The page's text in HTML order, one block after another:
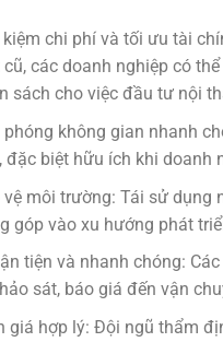
chi phí và tối ưu tài
các doanh nghiệp có
sách cho việc đầu tư nội
phóng không gian nhanh
đặc biệt hữu ích khi doanh
vệ môi trường: Tái sử
góp vào xu hướng phát
tiện và nhanh chóng:
sát, báo giá đến vận
giá hợp lý: Đội ngũ thẩm